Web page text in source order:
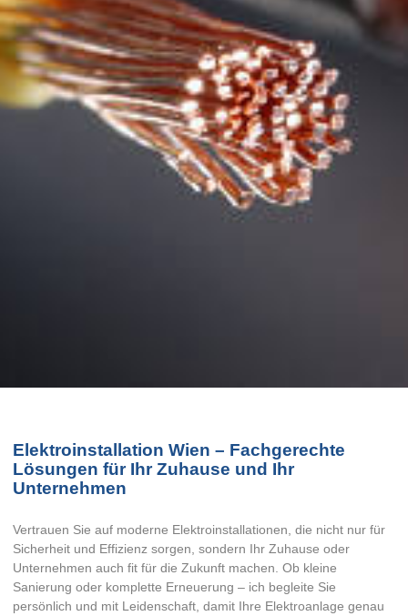
Elektroinstallation Wien – Fachgerechte
Lösungen für Ihr Zuhause und Ihr
Unternehmen
Vertrauen Sie auf moderne Elektroinstallationen, die nicht nur für
Sicherheit und Effizienz sorgen, sondern Ihr Zuhause oder
Unternehmen auch fit für die Zukunft machen. Ob kleine
Sanierung oder komplette Erneuerung – ich begleite Sie
persönlich und mit Leidenschaft, damit Ihre Elektroanlage genau